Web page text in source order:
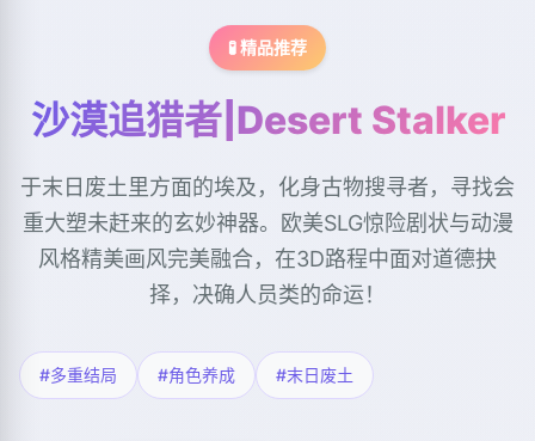
🧪 精品推荐
沙漠追猎者|Desert Stalker
于末日废土里方面的埃及，化身古物搜寻者，寻找会
重大塑未赶来的玄妙神器。欧美SLG惊险剧状与动漫
风格精美画风完美融合，在3D路程中面对道德抉
择，决确人员类的命运！
#多重结局 #角色养成 #末日废土